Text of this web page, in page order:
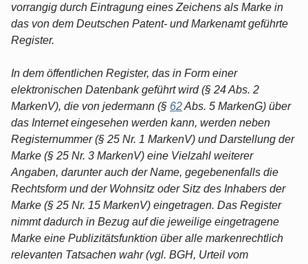
vorrangig durch Eintragung eines Zeichens als Marke in
das von dem Deutschen Patent- und Markenamt geführte
Register.
In dem öffentlichen Register, das in Form einer
elektronischen Datenbank geführt wird (§ 24 Abs. 2
MarkenV), die von jedermann (§ 62Abs. 5 MarkenG) über
das Internet eingesehen werden kann, werden neben
Registernummer (§ 25 Nr. 1 MarkenV) und Darstellung der
Marke (§ 25 Nr. 3 MarkenV) eine Vielzahl weiterer
Angaben, darunter auch der Name, gegebenenfalls die
Rechtsform und der Wohnsitz oder Sitz des Inhabers der
Marke (§ 25 Nr. 15 MarkenV) eingetragen. Das Register
nimmt dadurch in Bezug auf die jeweilige eingetragene
Marke eine Publizitätsfunktion über alle markenrechtlich
relevanten Tatsachen wahr (vgl. BGH, Urteil vom